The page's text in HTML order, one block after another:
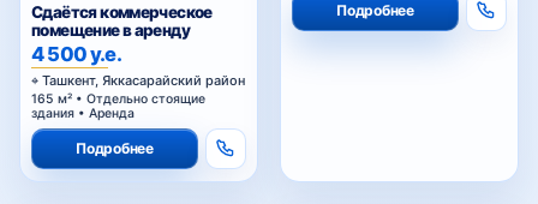
Сдаётся коммерческое
помещение в аренду
4 500 у.е.
Ташкент, Яккасарайский район
165 м² • Отдельно стоящие
здания • Аренда
Подробнее
Подробнее